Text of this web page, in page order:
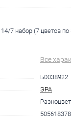
7 набор (7 цветов
Все
Б0038922
ЭРА